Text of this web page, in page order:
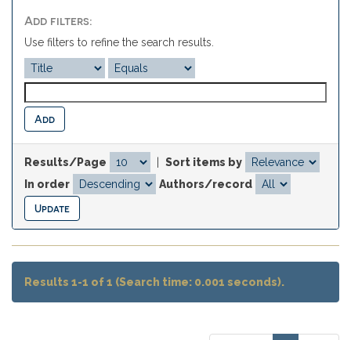
Add filters:
Use filters to refine the search results.
Results/Page
Sort items by
In order
Authors/record
Results 1-1 of 1 (Search time: 0.001 seconds).